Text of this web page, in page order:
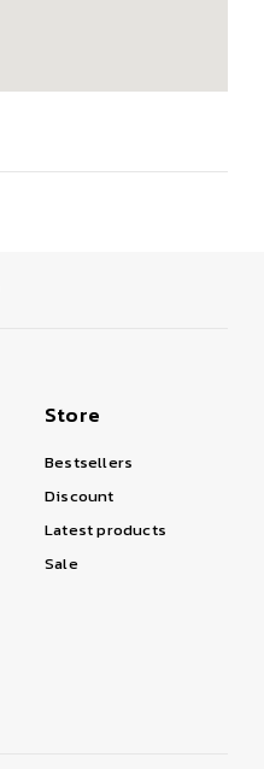
Store
Bestsellers
Discount
Latest products
Sale